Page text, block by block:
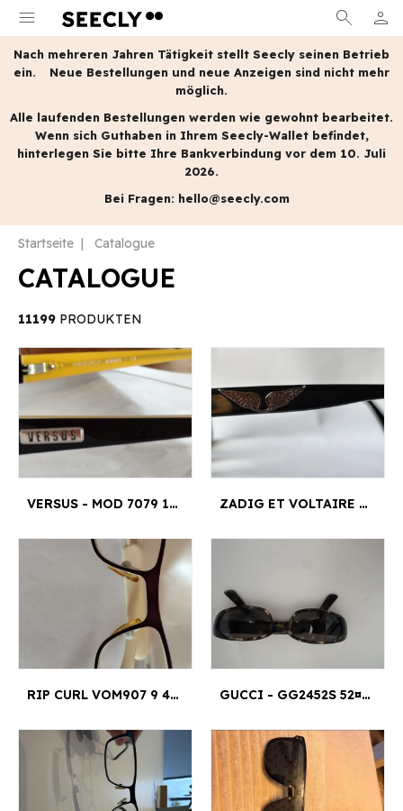
menu search person
MEIN
Nach mehreren Jahren Tätigkeit stellt Seecly seinen Betrieb
ein.
Neue Bestellungen und neue Anzeigen sind nicht mehr
möglich.
Alle laufenden Bestellungen werden wie gewohnt bearbeitet.
Wenn sich Guthaben in Ihrem Seecly-Wallet befindet,
hinterlegen Sie bitte Ihre Bankverbindung vor dem 10. Juli
2026.
Bei Fragen: hello@seecly.com
Startseite Catalogue
CATALOGUE
11199 PRODUKTEN
VERSUS - MOD 7079 1009 49¤16 ZADIG ET VOLTAIRE - ZV1003 2041 47¤16
RIP CURL VOM907 9 49-17 - VOM907 9 49-17 49¤17 GUCCI - GG2452S 52¤18